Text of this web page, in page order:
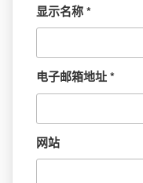
显示名称*
电子邮箱地址*
网站